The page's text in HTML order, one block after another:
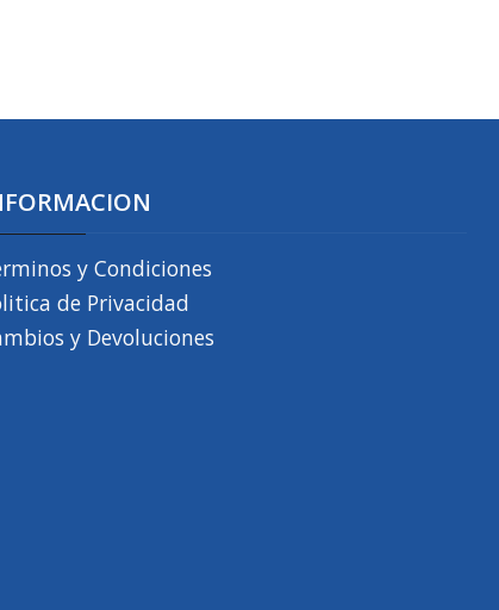
y Condiciones
de Privacidad
y Devoluciones